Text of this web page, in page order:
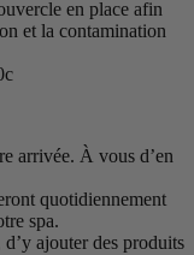
en place afin
et la contamination
arrivée. À vous d’en
quotidiennement
spa.
ajouter des produits